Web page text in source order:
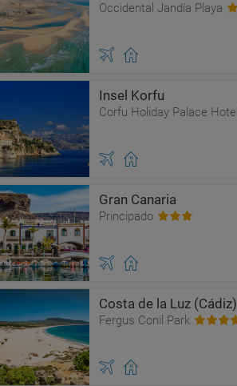
Occidental Jandía Playa
Insel Korfu
Corfu Holiday Palace Hotel
Gran Canaria
Principado
Costa de la Luz (Cádiz)
Fergus Conil Park